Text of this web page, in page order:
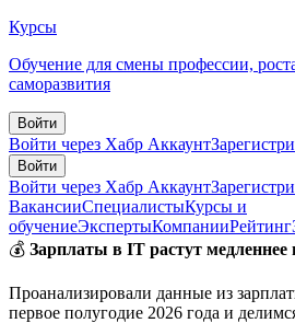
Курсы
Обучение для смены профессии,
саморазвития
Войти
Войти через Хабр Аккаунт
Войти
Войти через Хабр Аккаунт
ВакансииСпециалистыКурсы и
обучениеЭкспертыКомпанииРейтинг
💰 Зарплаты в IT растут
Проанализировали данные из
первое полугодие 2026 года и